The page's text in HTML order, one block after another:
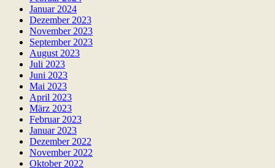
Januar 2024
Dezember 2023
November 2023
September 2023
August 2023
Juli 2023
Juni 2023
Mai 2023
April 2023
März 2023
Februar 2023
Januar 2023
Dezember 2022
November 2022
Oktober 2022